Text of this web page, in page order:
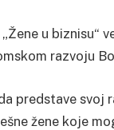
u biznisu“
razvoju
predstave svoj
žene koje